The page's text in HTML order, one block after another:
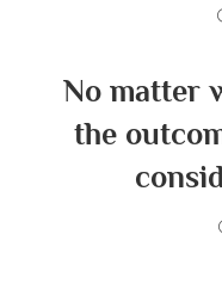
No matter
the